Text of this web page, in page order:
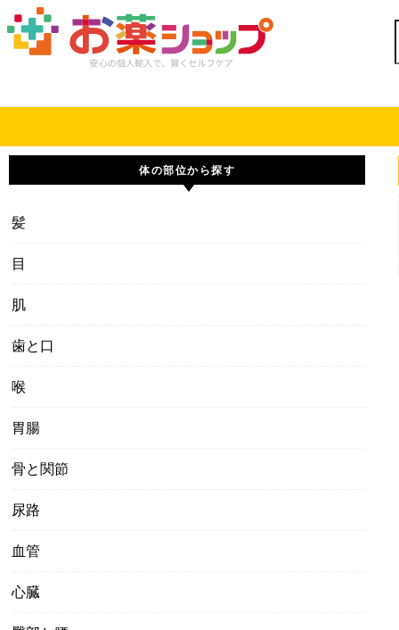
Skip to content
体の部位から探す
髪
目
肌
歯と口
喉
胃腸
骨と関節
尿路
血管
心臓